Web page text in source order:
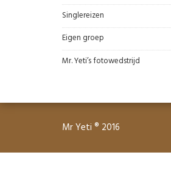
Singlereizen
Eigen groep
Mr. Yeti’s fotowedstrijd
Mr Yeti ® 2016